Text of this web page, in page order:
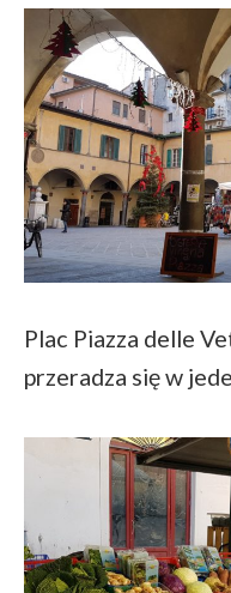
Plac Piazza delle
przeradza się w